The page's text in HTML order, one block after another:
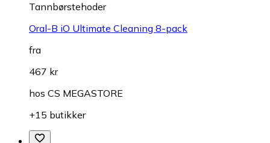
Tannbørstehoder
Oral-B iO Ultimate Cleaning 8-pack
fra
467 kr
hos CS MEGASTORE
+15 butikker